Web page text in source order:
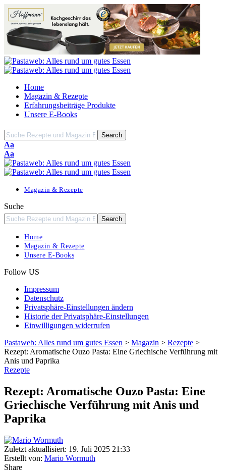
Home
Magazin & Rezepte
Erfahrungsbeiträge Produkte
Unsere E-Books
Font
Resizer
Aa
Font
Resizer
Aa
Magazin & Rezepte
Suche
Home
Magazin & Rezepte
Unsere E-Books
Follow US
Impressum
Datenschutz
Privatsphäre-Einstellungen ändern
Historie der Privatsphäre-Einstellungen
Einwilligungen widerrufen
Pastaweb: Alles rund um gutes Essen > Magazin > Rezepte >
Rezept: Aromatische Ouzo Pasta: Eine Griechische Verführung mit
Anis und Paprika
Rezepte
Rezept: Aromatische Ouzo Pasta: Eine
Griechische Verführung mit Anis und
Paprika
Zuletzt aktuallisiert: 19. Juli 2025 21:33
Erstellt von: Mario Wormuth
Share